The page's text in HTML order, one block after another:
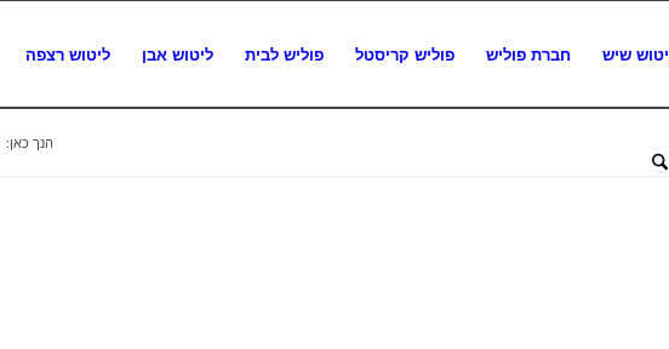
שיש חברת פוליש פוליש קריסטל פוליש לבית ליטוש אבן ליטוש רצפה
הנך כאן: